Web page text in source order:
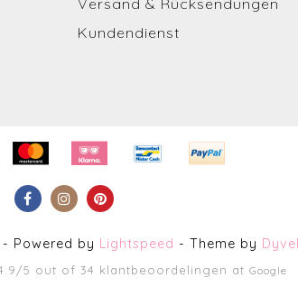
Versand & Rücksendungen
Kundendienst
Powered by Lightspeed - Theme by
/5 out of 34 klantbeoordelingen at Google